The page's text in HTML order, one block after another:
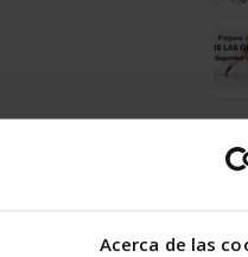
Acerca de las